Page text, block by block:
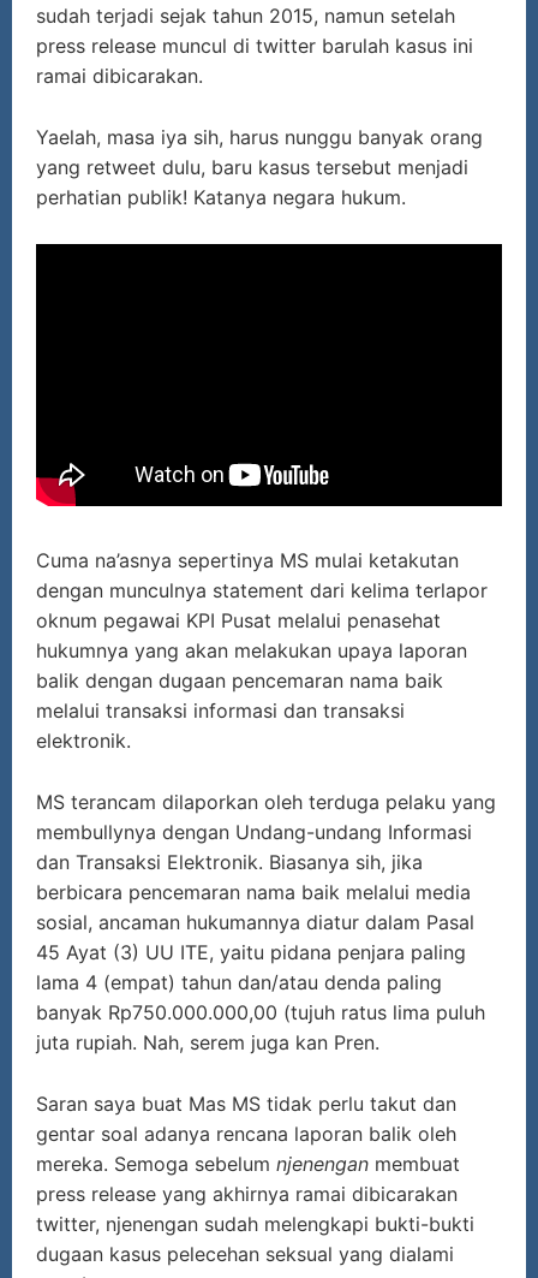
sudah terjadi sejak tahun 2015, namun setelah
press release muncul di twitter barulah kasus ini
ramai dibicarakan.
Yaelah, masa iya sih, harus nunggu banyak orang
yang retweet dulu, baru kasus tersebut menjadi
perhatian publik! Katanya negara hukum.
Cuma na’asnya sepertinya MS mulai ketakutan
dengan munculnya statement dari kelima terlapor
oknum pegawai KPI Pusat melalui penasehat
hukumnya yang akan melakukan upaya laporan
balik dengan dugaan pencemaran nama baik
melalui transaksi informasi dan transaksi
elektronik.
MS terancam dilaporkan oleh terduga pelaku yang
membullynya dengan Undang-undang Informasi
dan Transaksi Elektronik. Biasanya sih, jika
berbicara pencemaran nama baik melalui media
sosial, ancaman hukumannya diatur dalam Pasal
45 Ayat (3) UU ITE, yaitu pidana penjara paling
lama 4 (empat) tahun dan/atau denda paling
banyak Rp750.000.000,00 (tujuh ratus lima puluh
juta rupiah. Nah, serem juga kan Pren.
Saran saya buat Mas MS tidak perlu takut dan
gentar soal adanya rencana laporan balik oleh
mereka. Semoga sebelum njenengan membuat
press release yang akhirnya ramai dibicarakan
twitter, njenengan sudah melengkapi bukti-bukti
dugaan kasus pelecehan seksual yang dialami